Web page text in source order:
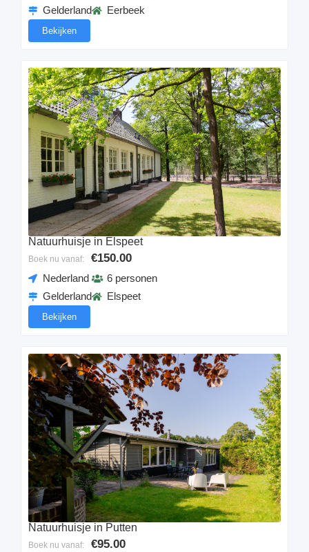
Gelderland
Eerbeek
Bekijken
Natuurhuisje in Elspeet
Boek nu vanaf: €150.00
Nederland
Gelderland
6 personen
Elspeet
Bekijken
Natuurhuisje in Putten
Boek nu vanaf: €95.00